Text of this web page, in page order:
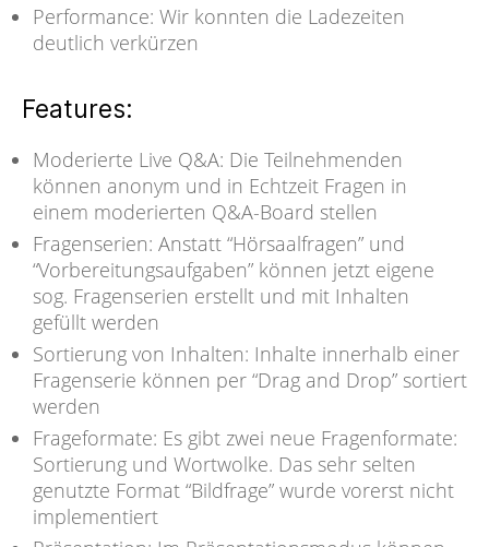
Performance: Wir konnten die Ladezeiten
deutlich verkürzen
Features:
Moderierte Live Q&A: Die Teilnehmenden
können anonym und in Echtzeit Fragen in
einem moderierten Q&A-Board stellen
Fragenserien: Anstatt “Hörsaalfragen” und
“Vorbereitungsaufgaben” können jetzt eigene
sog. Fragenserien erstellt und mit Inhalten
gefüllt werden
Sortierung von Inhalten: Inhalte innerhalb einer
Fragenserie können per “Drag and Drop” sortiert
werden
Frageformate: Es gibt zwei neue Fragenformate:
Sortierung und Wortwolke. Das sehr selten
genutzte Format “Bildfrage” wurde vorerst nicht
implementiert